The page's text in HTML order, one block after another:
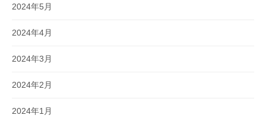
2024年5月
2024年4月
2024年3月
2024年2月
2024年1月